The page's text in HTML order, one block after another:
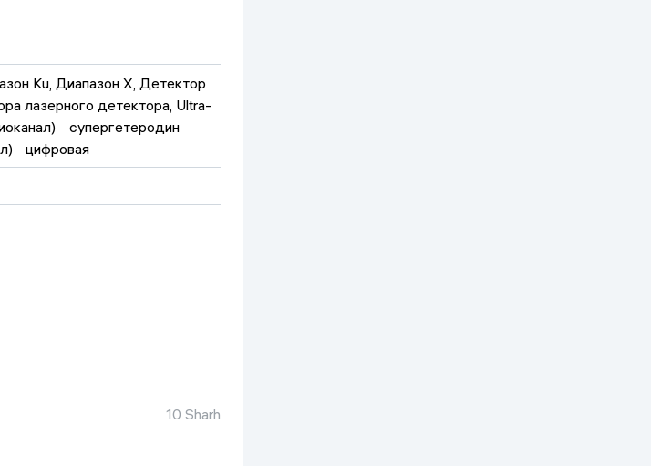
Ku, Диапазон X, Детектор
лазерного детектора, Ultra-
Обработка сигнала (радиоканал)	цифровая
10 Sharh